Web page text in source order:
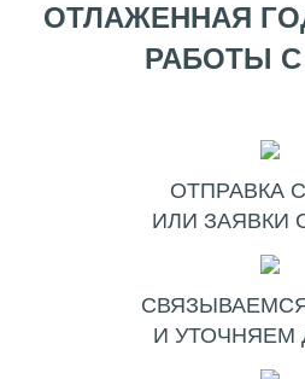
ОТЛАЖЕННАЯ
РАБОТЫ
ОТПРАВКА
ИЛИ ЗАЯВКИ
И УТОЧНЯЕМ